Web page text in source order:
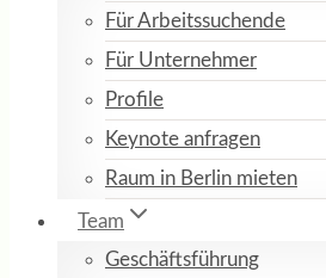
Für Arbeitssuchende
Für Unternehmer
Profile
Keynote anfragen
Raum in Berlin mieten
Team
Geschäftsführung